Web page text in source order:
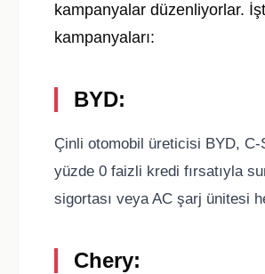
kampanyalar düzenliyorlar.
kampanyaları:
BYD:
Çinli otomobil üreticisi BYD, C-
yüzde 0 faizli kredi fırsatıyla
sigortası veya AC şarj ünitesi
Chery: